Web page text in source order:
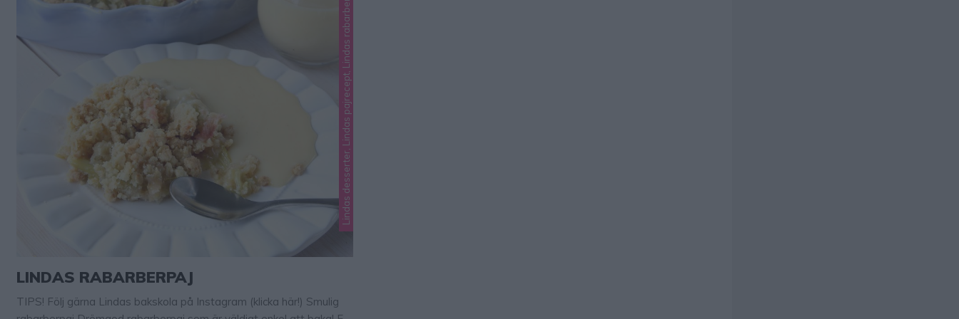
Lindas desserter, Lindas pajrecept, Lindas rabarber
LINDAS RABARBERPAJ
TIPS! Följ gärna Lindas bakskola på Instagram (klicka här!) Smulig